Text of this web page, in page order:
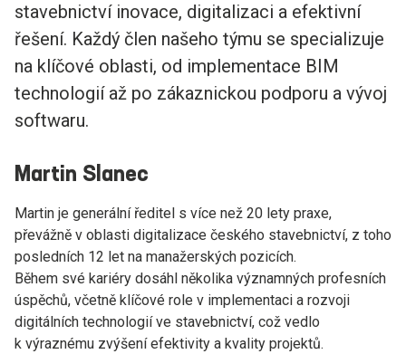
stavebnictví inovace, digitalizaci a efektivní
řešení. Každý člen našeho týmu se specializuje
na klíčové oblasti, od implementace BIM
technologií až po zákaznickou podporu a vývoj
softwaru.
Martin Slanec
Martin je generální ředitel s více než 20 lety praxe,
převážně v oblasti digitalizace českého stavebnictví, z toho
posledních 12 let na manažerských pozicích.
Během své kariéry dosáhl několika významných profesních
úspěchů, včetně klíčové role v implementaci a rozvoji
digitálních technologií ve stavebnictví, což vedlo
k výraznému zvýšení efektivity a kvality projektů.